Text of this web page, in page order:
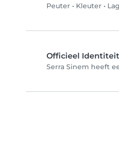
Peuter • Kleuter •
Officieel
Serra Sinem heeft